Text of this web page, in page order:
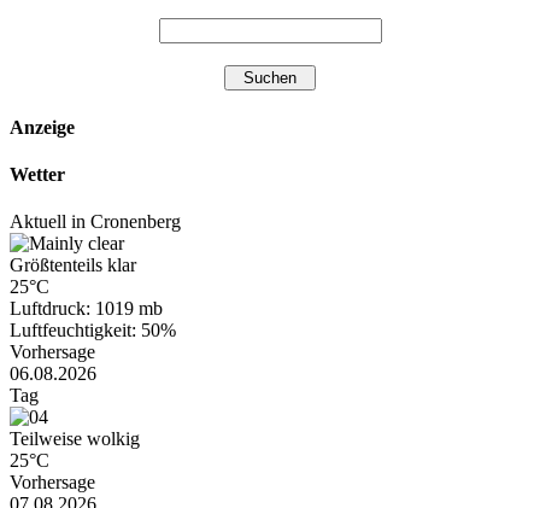
Anzeige
Wetter
Aktuell in Cronenberg
Größtenteils klar
25°C
Luftdruck: 1019 mb
Luftfeuchtigkeit: 50%
Vorhersage
06.08.2026
Tag
Teilweise wolkig
25°C
Vorhersage